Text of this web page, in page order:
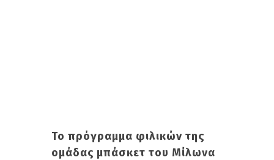
Το πρόγραμμα φιλικών της
ομάδας μπάσκετ του Μίλωνα